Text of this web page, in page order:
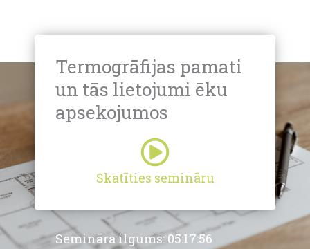
Termogrāfijas pamati
un tās lietojumi ēku
apsekojumos
Skatīties semināru
Semināra ilgums: 05:17:56